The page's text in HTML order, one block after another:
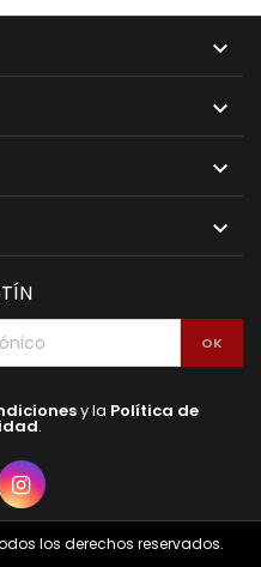




y la Política de
.
Instagram
los derechos reservados.